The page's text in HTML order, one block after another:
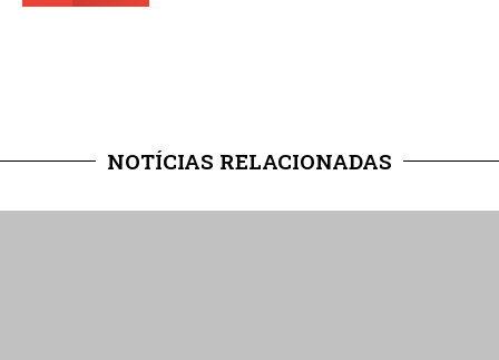
NOTÍCIAS RELACIONADAS